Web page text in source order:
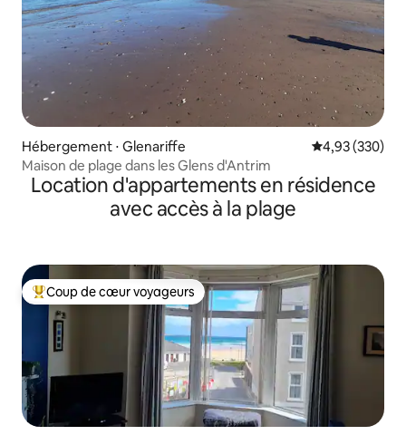
Hébergement ⋅ Glenariffe Évaluation
4,93 (330)
Maison de plage dans les Glens d'Antrim
Location d'appartements en résidence
avec accès à la plage
Coups de cœur voyageurs les plus appréciés
Coup de cœur voyageurs